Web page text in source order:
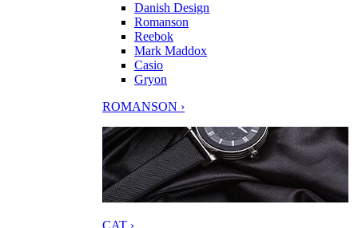
Danish Design
Romanson
Reebok
Mark Maddox
Casio
Gryon
ROMANSON ›
CAT ›